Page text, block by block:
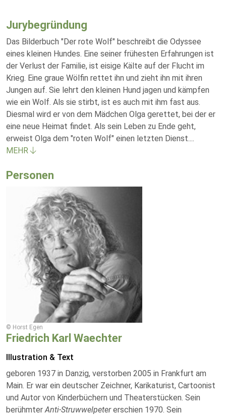
Jurybegründung
Das Bilderbuch "Der rote Wolf" beschreibt die Odyssee
eines kleinen Hundes. Eine seiner frühesten Erfahrungen ist
der Verlust der Familie, ist eisige Kälte auf der Flucht im
Krieg. Eine graue Wölfin rettet ihn und zieht ihn mit ihren
Jungen auf. Sie lehrt den kleinen Hund jagen und kämpfen
wie ein Wolf. Als sie stirbt, ist es auch mit ihm fast aus.
Diesmal wird er von dem Mädchen Olga gerettet, bei der er
eine neue Heimat findet. Als sein Leben zu Ende geht,
erweist Olga dem "roten Wolf" einen letzten Dienst....
MEHR
Personen
© Horst Egen
Friedrich Karl Waechter
Illustration & Text
geboren 1937 in Danzig, verstorben 2005 in Frankfurt am
Main. Er war ein deutscher Zeichner, Karikaturist, Cartoonist
und Autor von Kinderbüchern und Theaterstücken. Sein
berühmterAnti-Struwwelpetererschien 1970. Sein